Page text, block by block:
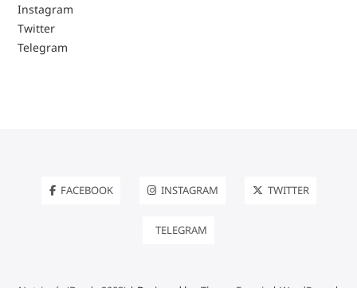
Instagram
Twitter
Telegram
FACEBOOK INSTAGRAM TWITTER
TELEGRAM